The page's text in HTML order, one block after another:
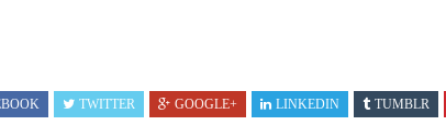
TWITTER GOOGLE+ LINKEDIN TUMBLR